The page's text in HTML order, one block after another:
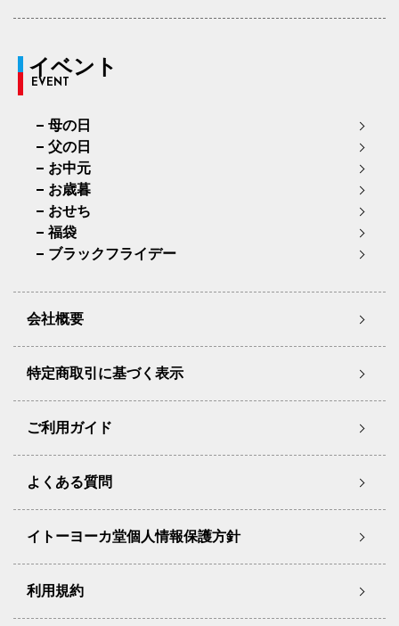
イベント
EVENT
母の日
父の日
お中元
お歳暮
おせち
福袋
ブラックフライデー
会社概要
特定商取引に基づく表示
ご利用ガイド
よくある質問
イトーヨーカ堂個人情報保護方針
利用規約